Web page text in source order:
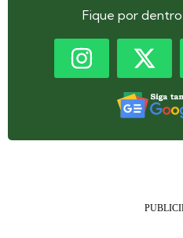
Fique por dentro